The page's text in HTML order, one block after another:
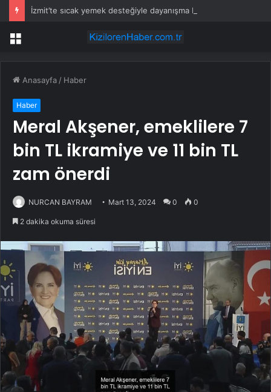
İzmit’te sıcak yemek desteğiyle dayanışma büyüyor
Menü
Anasayfa / Haber
Haber
Meral Akşener, emeklilere 7
bin TL ikramiye ve 11 bin TL
zam önerdi
NURCAN BAYRAM Mart 13, 2024 0 0
2 dakika okuma süresi